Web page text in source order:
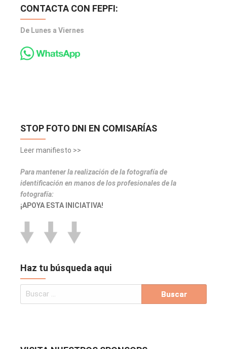
CONTACTA CON FEPFI:
De Lunes a Viernes
STOP FOTO DNI EN COMISARÍAS
Leer manifiesto >>
Para mantener la realización de la fotografía de
identificación en manos de los profesionales de la
fotografía:
¡APOYA ESTA INICIATIVA!
Haz tu búsqueda aqui